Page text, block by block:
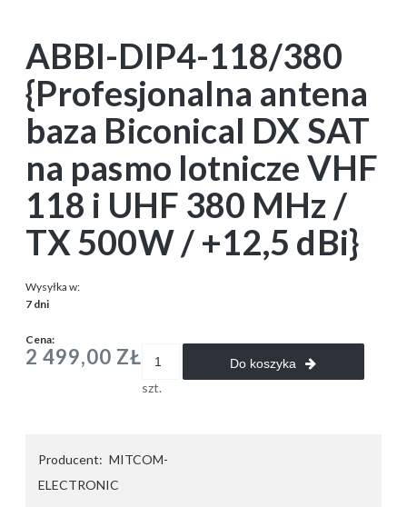
ABBI-DIP4-118/380
{Profesjonalna antena
baza Biconical DX SAT
na pasmo lotnicze VHF
118 i UHF 380 MHz /
TX 500W / +12,5 dBi}
Wysyłka w:
7 dni
Cena:
2 499,00 ZŁ
szt.
Do koszyka
Producent: MITCOM-
ELECTRONIC